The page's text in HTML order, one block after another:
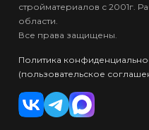
стройматериалов с 2001г.
области.
Все права защищены.
Политика
(пользовательское